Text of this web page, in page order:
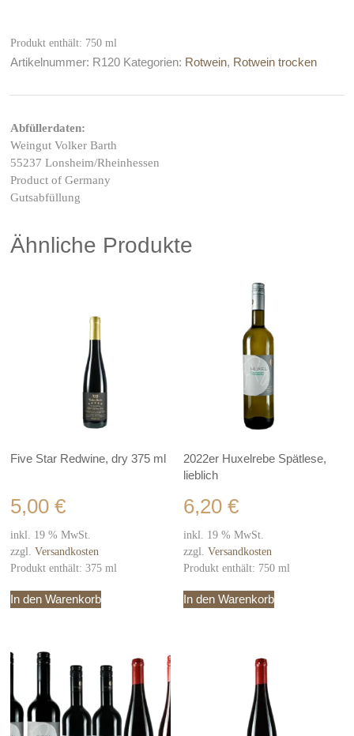
Menge
Produkt enthält: 750ml
Artikelnummer: R120 Kategorien: Rotwein, Rotwein trocken
Abfüllerdaten:
Weingut Volker Barth
55237 Lonsheim/Rheinhessen
Product of Germany
Gutsabfüllung
Ähnliche Produkte
Five Star Redwine, dry 375 ml
5,00€
inkl. 19 % MwSt.
zzgl.Versandkosten
Produkt enthält: 375ml
In den Warenkorb
2022er Huxelrebe Spätlese,
lieblich
6,20€
inkl. 19 % MwSt.
zzgl.Versandkosten
Produkt enthält: 750ml
In den Warenkorb